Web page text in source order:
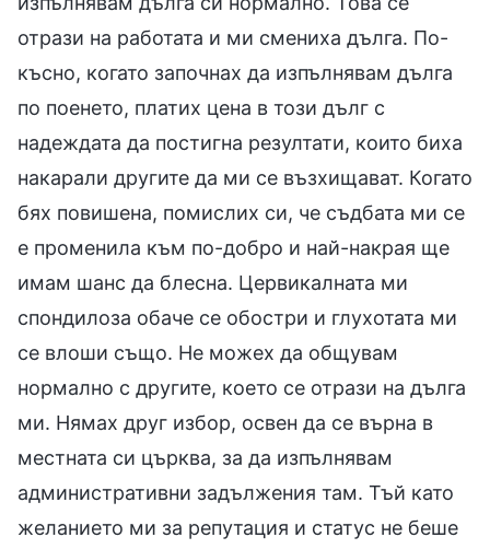
отрази на работата и ми смениха дълга. По-
късно, когато започнах да изпълнявам дълга
по поенето, платих цена в този дълг с
надеждата да постигна резултати, които биха
накарали другите да ми се възхищават. Когато
бях повишена, помислих си, че съдбата ми се
е променила към по-добро и най-накрая ще
имам шанс да блесна. Цервикалната ми
спондилоза обаче се обостри и глухотата ми
се влоши също. Не можех да общувам
нормално с другите, което се отрази на дълга
ми. Нямах друг избор, освен да се върна в
местната си църква, за да изпълнявам
административни задължения там. Тъй като
желанието ми за репутация и статус не беше